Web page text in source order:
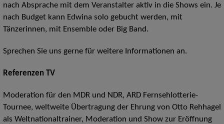
nach Absprache mit dem Veranstalter aktiv in die Shows ein. Je
nach Budget kann Edwina solo gebucht werden, mit
Tänzerinnen, mit Ensemble oder Big Band.
Sprechen Sie uns gerne für weitere Informationen an.
Referenzen TV
Moderation für den MDR und NDR, ARD Fernsehlotterie-
Tournee, weltweite Übertragung der Ehrung von Otto Rehhagel
als Weltnationaltrainer, Moderation und Show zur Eröffnung